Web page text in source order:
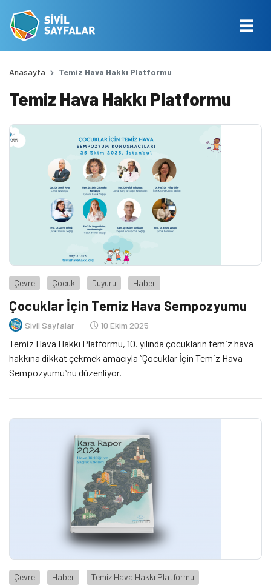
Anasayfa Temiz Hava Hakkı Platformu
Temiz Hava Hakkı Platformu
Çevre Çocuk Duyuru Haber
Çocuklar İçin Temiz Hava Sempozyumu
Sivil Sayfalar 10 Ekim 2025
Temiz Hava Hakkı Platformu, 10. yılında çocukların temiz hava
hakkına dikkat çekmek amacıyla “Çocuklar İçin Temiz Hava
Sempozyumu”nu düzenliyor.
Çevre Haber Temiz Hava Hakkı Platformu